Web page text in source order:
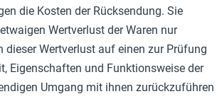
die Kosten der Rücksendung. Sie
Wertverlust der Waren nur
dieser Wertverlust auf einen zur Prüfung
Eigenschaften und Funktionsweise der
Umgang mit ihnen zurückzuführen